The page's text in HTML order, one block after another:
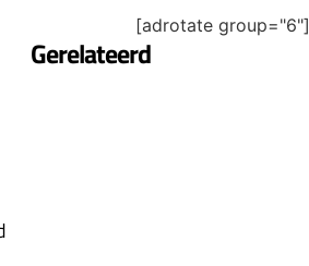
[adrotate group="6"]
Gerelateerd